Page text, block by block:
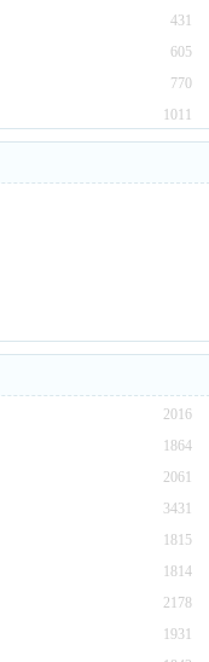
431
605
770
1011
2016
1864
2061
3431
1815
1814
2178
1931